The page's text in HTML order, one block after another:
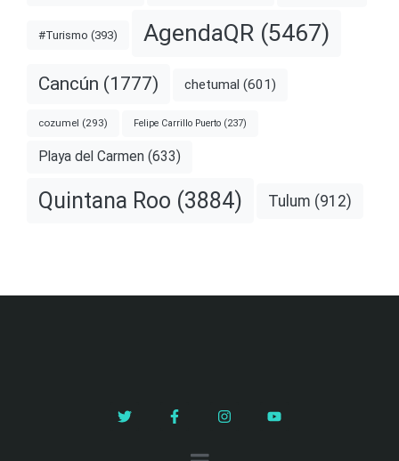
#Turismo (393) AgendaQR (5467)
Cancún (1777) chetumal (601)
cozumel (293) Felipe Carrillo Puerto (237)
Playa del Carmen (633)
Quintana Roo (3884) Tulum (912)